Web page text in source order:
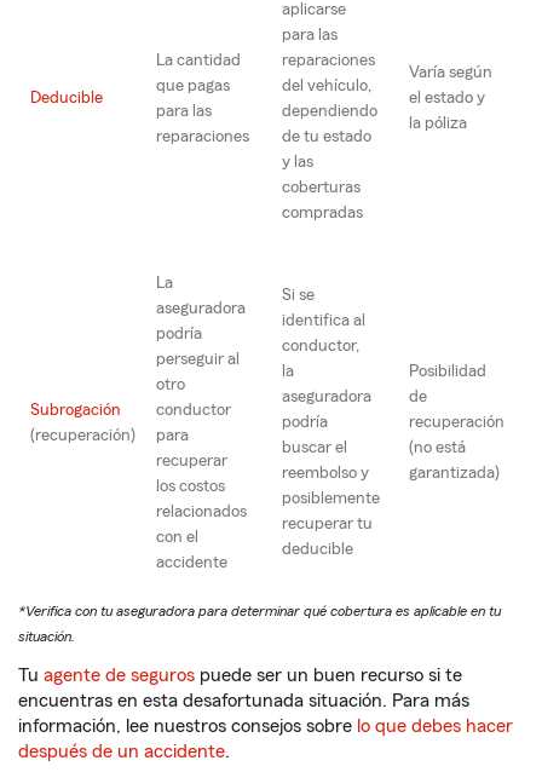
Deducible
La cantidad
que pagas
para las
reparaciones
aplicarse
para las
reparaciones
del vehículo,
dependiendo
de tu estado
y las
coberturas
compradas
Varía según
el estado y
la póliza
Subrogación
(recuperación)
La
aseguradora
podría
perseguir al
otro
conductor
para
recuperar
los costos
relacionados
con el
accidente
Si se
identifica al
conductor,
la
aseguradora
podría
buscar el
reembolso y
posiblemente
recuperar tu
deducible
Posibilidad
de
recuperación
(no está
garantizada)
*Verifica con tu aseguradora para determinar qué cobertura es aplicable en tu
situación.
Tu agente de seguros puede ser un buen recurso si te
encuentras en esta desafortunada situación. Para más
información, lee nuestros consejos sobre lo que debes hacer
después de un accidente.